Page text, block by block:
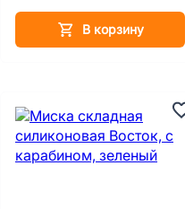
В корзину